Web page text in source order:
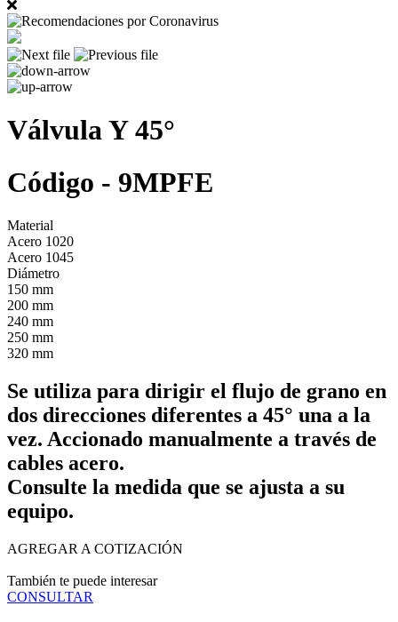
Válvula Y 45°
Código - 9MPFE
Material
Acero 1020
Acero 1045
Diámetro
150 mm
200 mm
240 mm
250 mm
320 mm
Se utiliza para dirigir el flujo de grano en
dos direcciones diferentes a 45° una a la
vez. Accionado manualmente a través de
cables acero.
Consulte la medida que se ajusta a su
equipo.
AGREGAR A COTIZACIÓN
También te puede interesar
CONSULTAR